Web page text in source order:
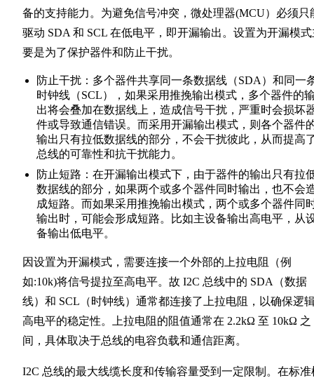
备的支持能力。为避免信号冲突，微处理器(MCU）必须只
驱动 SDA 和 SCL 在低电平，即开漏输出。设置为开漏模式
要是为了保护器件和防止干扰。
防止干扰：多个器件共享同一条数据线（SDA）和同一
时钟线（SCL），如果采用推挽输出模式，多个器件的
出将会叠加在数据线上，造成信号干扰，严重时会损坏
件或导致通信错误。而采用开漏输出模式，则各个器件
输出只有拉低数据线的部分，不会干扰彼此，从而提高
总线的可靠性和抗干扰能力。
防止短路：在开漏输出模式下，由于器件的输出只有拉
数据线的部分，如果两个或多个器件同时输出，也不会
成短路。而如果采用推挽输出模式，两个或多个器件同
输出时，可能会形成短路。比如主设备输出高电平，从
备输出低电平。
因设置为开漏模式，需要连接一个外部的上拉电阻（例
如:10k)将信号提拉至高电平。故 I2C 总线中的 SDA（数据
线）和 SCL（时钟线）通常都连接了上拉电阻，以确保逻
高电平的稳定性。上拉电阻的阻值通常在 2.2kΩ 至 10kΩ 之
间，具体取决于总线的电容负载和通信距离。
I2C 总线的最大线缆长度和传输容量受到一定限制。在标准